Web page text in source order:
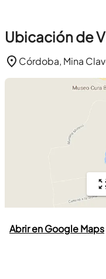
Ubicación de
Córdoba, Mina
Abrir en Google Maps